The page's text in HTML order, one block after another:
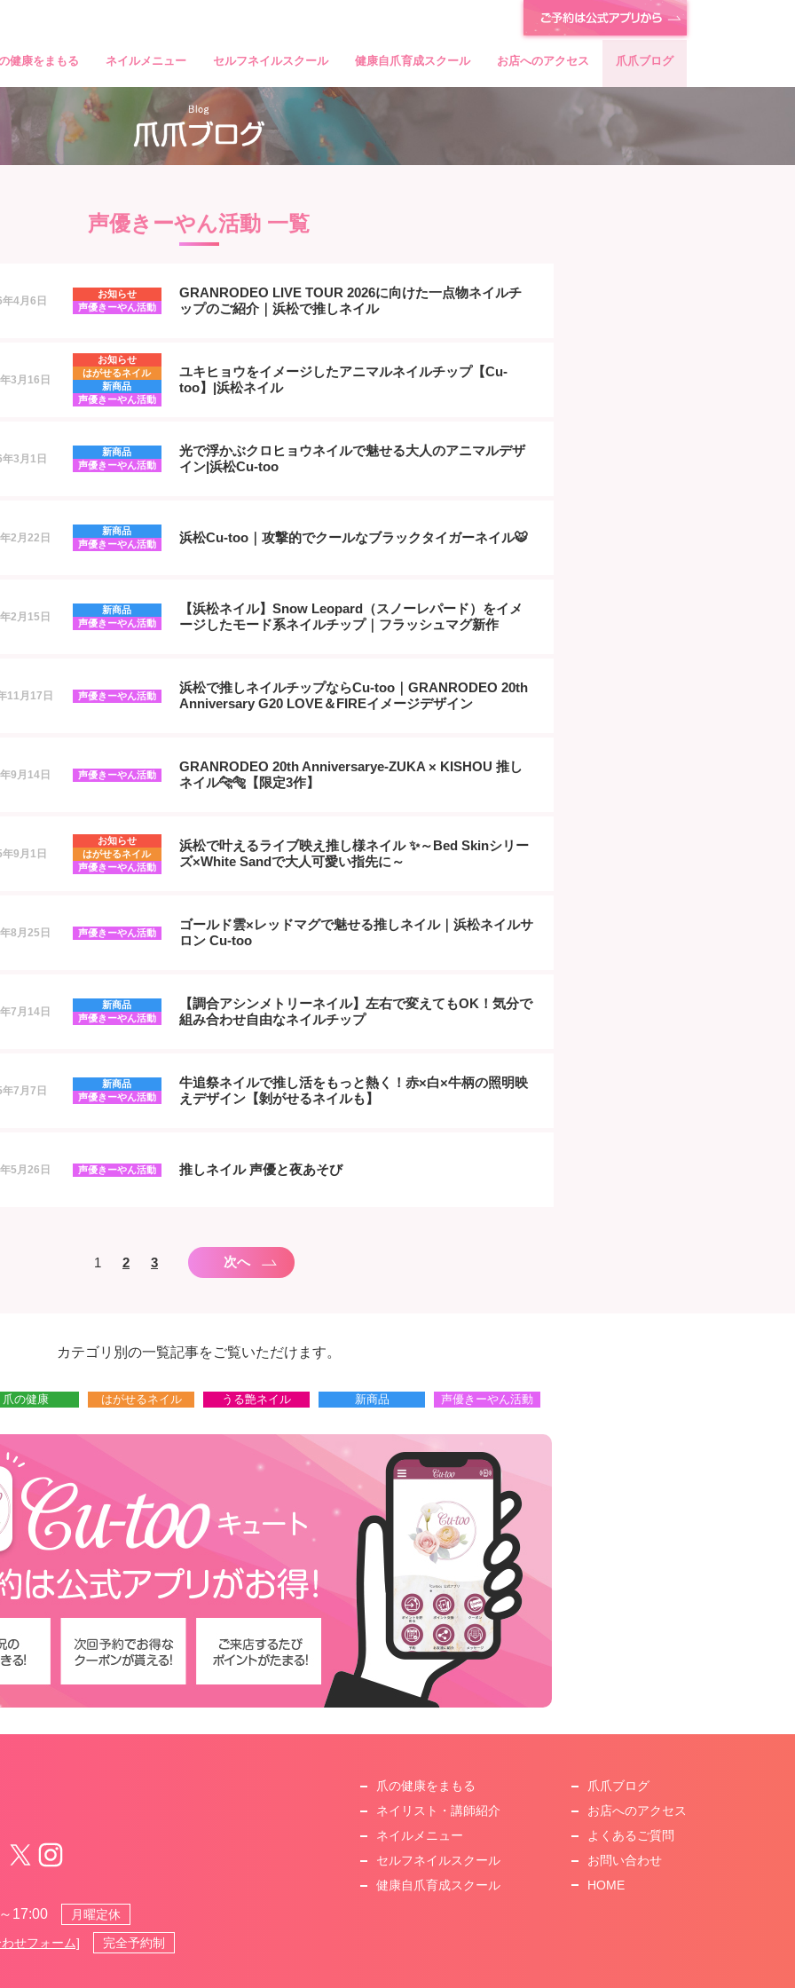
健康をまもる ネイルメニュー セルフネイルスクール 健康自爪育成スクール お店へのアクセス 爪爪ブログ
声優きーやん活動 一覧
4月6日
お知らせ
声優きーやん活動
GRANRODEO LIVE TOUR 2026に向けた一点物ネイルチ
ップのご紹介｜浜松で推しネイル
3月16日
お知らせ
はがせるネイル
新商品
声優きーやん活動
ユキヒョウをイメージしたアニマルネイルチップ【Cu-
too】|浜松ネイル
3月1日
新商品
声優きーやん活動
光で浮かぶクロヒョウネイルで魅せる大人のアニマルデザ
イン|浜松Cu-too
2月22日
新商品
声優きーやん活動
浜松Cu-too｜攻撃的でクールなブラックタイガーネイル🐯
2月15日
新商品
声優きーやん活動
【浜松ネイル】Snow Leopard（スノーレパード）をイメ
ージしたモード系ネイルチップ｜フラッシュマグ新作
11月17日 声優きーやん活動
浜松で推しネイルチップならCu-too｜GRANRODEO 20th
Anniversary G20 LOVE＆FIREイメージデザイン
9月14日 声優きーやん活動
GRANRODEO 20th Anniversarye-ZUKA × KISHOU 推し
ネイル🐆🐅【限定3作】
9月1日
お知らせ
はがせるネイル
声優きーやん活動
浜松で叶えるライブ映え推し様ネイル ✨～Bed Skinシリー
ズ×White Sandで大人可愛い指先に～
8月25日 声優きーやん活動
ゴールド雲×レッドマグで魅せる推しネイル｜浜松ネイルサ
ロン Cu-too
7月14日
新商品
声優きーやん活動
【調合アシンメトリーネイル】左右で変えてもOK！気分で
組み合わせ自由なネイルチップ
7月7日
新商品
声優きーやん活動
牛追祭ネイルで推し活をもっと熱く！赤×白×牛柄の照明映
えデザイン【剝がせるネイルも】
5月26日 声優きーやん活動 推しネイル 声優と夜あそび
1 2 3 次へ
カテゴリ別の一覧記事をご覧いただけます。
爪の健康 はがせるネイル うる艶ネイル 新商品 声優きーやん活動
17:00 月曜定休
せフォーム] 完全予約制
爪の健康をまもる
ネイリスト・講師紹介
ネイルメニュー
セルフネイルスクール
健康自爪育成スクール
爪爪ブログ
お店へのアクセス
よくあるご質問
お問い合わせ
HOME